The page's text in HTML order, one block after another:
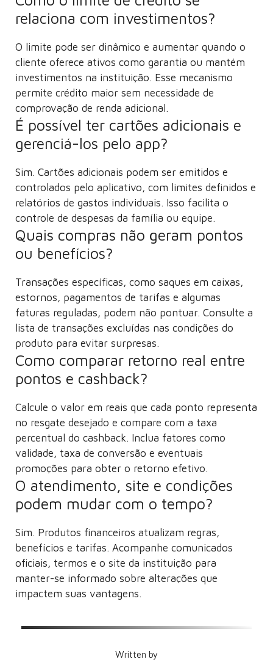
relaciona com investimentos?
O limite pode ser dinâmico e aumentar quando o
cliente oferece ativos como garantia ou mantém
investimentos na instituição. Esse mecanismo
permite crédito maior sem necessidade de
comprovação de renda adicional.
É possível ter cartões adicionais e
gerenciá-los pelo app?
Sim. Cartões adicionais podem ser emitidos e
controlados pelo aplicativo, com limites definidos e
relatórios de gastos individuais. Isso facilita o
controle de despesas da família ou equipe.
Quais compras não geram pontos
ou benefícios?
Transações específicas, como saques em caixas,
estornos, pagamentos de tarifas e algumas
faturas reguladas, podem não pontuar. Consulte a
lista de transações excluídas nas condições do
produto para evitar surpresas.
Como comparar retorno real entre
pontos e cashback?
Calcule o valor em reais que cada ponto representa
no resgate desejado e compare com a taxa
percentual do cashback. Inclua fatores como
validade, taxa de conversão e eventuais
promoções para obter o retorno efetivo.
O atendimento, site e condições
podem mudar com o tempo?
Sim. Produtos financeiros atualizam regras,
benefícios e tarifas. Acompanhe comunicados
oficiais, termos e o site da instituição para
manter-se informado sobre alterações que
impactem suas vantagens.
Written by